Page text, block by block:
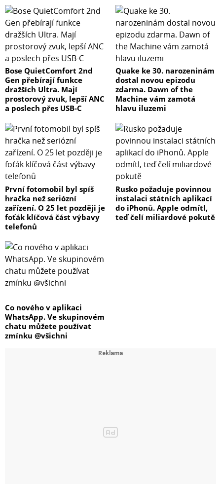
Bose QuietComfort 2nd
Gen přebírají funkce
dražších Ultra. Mají
prostorový zvuk, lepší ANC
a poslech přes USB-C
Quake ke 30. narozeninám
dostal novou epizodu
zdarma. Dawn of the
Machine vám zamotá
hlavu iluzemi
První fotomobil byl spíš
hračka než seriózní
zařízení. O 25 let později je
foťák klíčová část výbavy
telefonů
Rusko požaduje povinnou
instalaci státních aplikací
do iPhonů. Apple odmítl,
teď čelí miliardové pokutě
Co nového v aplikaci
WhatsApp. Ve skupinovém
chatu můžete používat
zmínku @všichni